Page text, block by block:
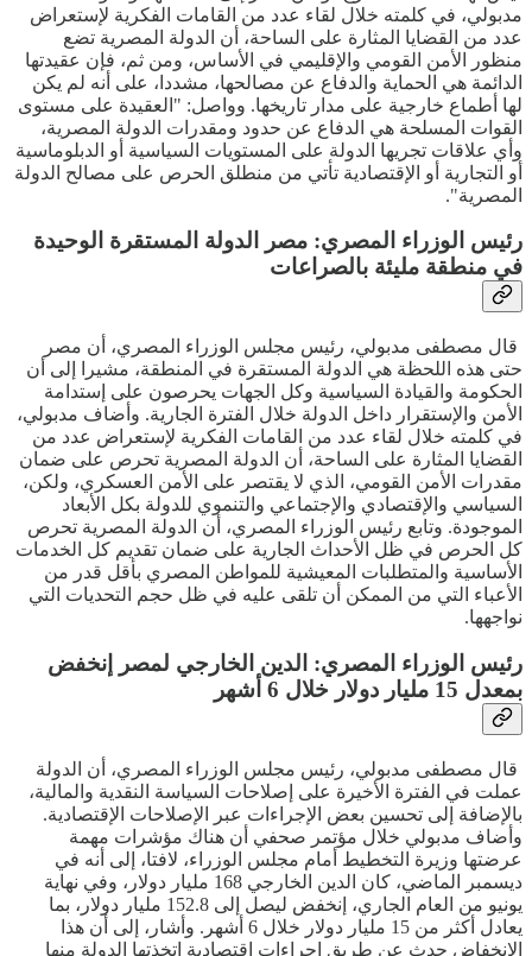
مدبولي، في كلمته خلال لقاء عدد من القامات الفكرية لإستعراض
عدد من القضايا المثارة على الساحة، أن الدولة المصرية تضع
منظور الأمن القومي والإقليمي في الأساس، ومن ثم، فإن عقيدتها
الدائمة هي الحماية والدفاع عن مصالحها، مشددا، على أنه لم يكن
لها أطماع خارجية على مدار تاريخها. وواصل: "العقيدة على مستوى
القوات المسلحة هي الدفاع عن حدود ومقدرات الدولة المصرية،
وأي علاقات تجريها الدولة على المستويات السياسية أو الدبلوماسية
أو التجارية أو الإقتصادية تأتي من منطلق الحرص على مصالح الدولة
المصرية".
رئيس الوزراء المصري: مصر الدولة المستقرة الوحيدة
في منطقة مليئة بالصراعات
قال مصطفى مدبولي، رئيس مجلس الوزراء المصري، أن مصر
حتى هذه اللحظة هي الدولة المستقرة في المنطقة، مشيرا إلى أن
الحكومة والقيادة السياسية وكل الجهات يحرصون على إستدامة
الأمن والإستقرار داخل الدولة خلال الفترة الجارية. وأضاف مدبولي،
في كلمته خلال لقاء عدد من القامات الفكرية لإستعراض عدد من
القضايا المثارة على الساحة، أن الدولة المصرية تحرص على ضمان
مقدرات الأمن القومي، الذي لا يقتصر على الأمن العسكري، ولكن،
السياسي والإقتصادي والإجتماعي والتنموي للدولة بكل الأبعاد
الموجودة. وتابع رئيس الوزراء المصري، أن الدولة المصرية تحرص
كل الحرص في ظل الأحداث الجارية على ضمان تقديم كل الخدمات
الأساسية والمتطلبات المعيشية للمواطن المصري بأقل قدر من
الأعباء التي من الممكن أن تلقى عليه في ظل حجم التحديات التي
نواجهها.
رئيس الوزراء المصري: الدين الخارجي لمصر إنخفض
بمعدل 15 مليار دولار خلال 6 أشهر
قال مصطفى مدبولي، رئيس مجلس الوزراء المصري، أن الدولة
عملت في الفترة الأخيرة على إصلاحات السياسة النقدية والمالية،
بالإضافة إلى تحسين بعض الإجراءات عبر الإصلاحات الإقتصادية.
وأضاف مدبولي خلال مؤتمر صحفي أن هناك مؤشرات مهمة
عرضتها وزيرة التخطيط أمام مجلس الوزراء، لافتا، إلى أنه في
ديسمبر الماضي، كان الدين الخارجي 168 مليار دولار، وفي نهاية
يونيو من العام الجاري، إنخفض ليصل إلى 152.8 مليار دولار، بما
يعادل أكثر من 15 مليار دولار خلال 6 أشهر. وأشار، إلى أن هذا
الإنخفاض حدث عن طريق إجراءات إقتصادية إتخذتها الدولة منها